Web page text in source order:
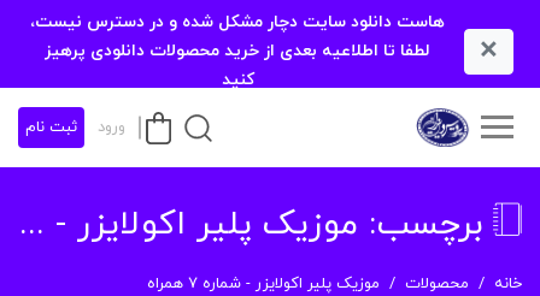
×
هاست دانلود سایت دچار مشکل شده و در دسترس نیست،
لطفا تا اطلاعیه بعدی از خرید محصولات دانلودی پرهیز
کنید
ورود ثبت نام
برچسب: موزیک پلیر اکولایزر - شماره 7 همراه
خانه محصولات موزیک پلیر اکولایزر - شماره 7 همراه